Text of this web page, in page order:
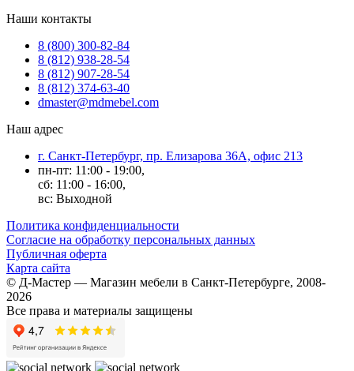
Наши контакты
8 (800) 300-82-84
8 (812) 938-28-54
8 (812) 907-28-54
8 (812) 374-63-40
dmaster@mdmebel.com
Наш адрес
г. Санкт-Петербург, пр. Елизарова 36А, офис 213
пн-пт: 11:00 - 19:00,
сб: 11:00 - 16:00,
вс: Выходной
Политика конфиденциальности
Согласие на обработку персональных данных
Публичная оферта
Карта сайта
© Д-Мастер — Магазин мебели в Санкт-Петербурге, 2008-
2026
Все права и материалы защищены